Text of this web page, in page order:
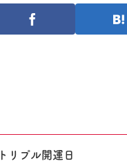
トリプル開運日